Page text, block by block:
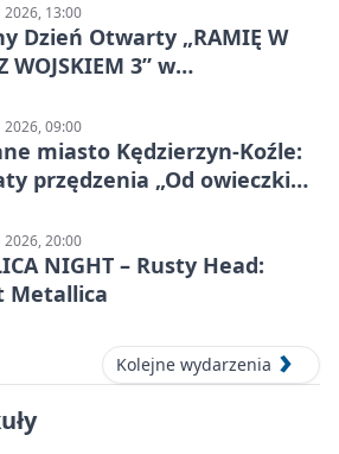
2026, 13:00
Dzień Otwarty „RAMIĘ W
WOJSKIEM 3” w
09:00
miasto Kędzierzyn-Koźle:
przędzenia „Od owieczki
20:00
NIGHT – Rusty Head:
Metallica
Kolejne wydarzenia